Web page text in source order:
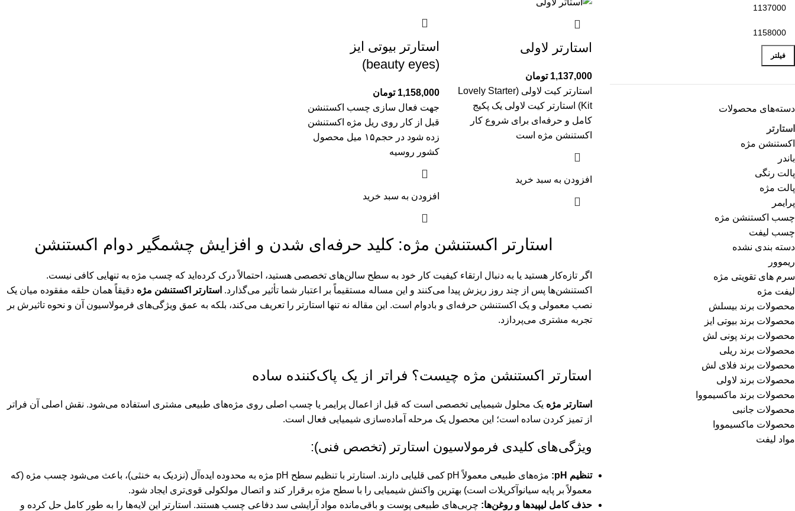
فیلتر
دسته‌های محصولات
استارتر
اکستنشن مژه
باندر
پالت رنگی
پالت مژه
پرایمر
چسب اکستنشن مژه
چسب لیفت
دسته بندی نشده
ریموور
سرم های تقویتی مژه
لیفت مژه
محصولات برند بیسلش
محصولات برند بیوتی ایز
محصولات برند پونی لش
محصولات برند ریلی
محصولات برند فلای لش
محصولات برند لاولی
محصولات برند ماکسیمووا
محصولات جانبی
محصولات ماکسیمووا
مواد لیفت
استارتر لاولی
1,137,000 تومان
استارتر کیت لاولی (Lovely Starter
Kit) استارتر کیت لاولی یک پکیج
کامل و حرفه‌ای برای شروع کار
اکستنشن مژه است
افزودن به سبد خرید
استارتر بیوتی ایز
(beauty eyes)
1,158,000 تومان
جهت فعال سازی چسب اکستنشن
قبل از کار روی ریل مژه اکستنشن
زده شود در حجم۱۵ میل محصول
کشور روسیه
افزودن به سبد خرید
استارتر اکستنشن مژه: کلید حرفه‌ای شدن و افزایش چشمگیر دوام اکستنشن
اگر تازه‌کار هستید یا به دنبال ارتقاء کیفیت کار خود به سطح سالن‌های تخصصی هستید، احتمالاً درک کرده‌اید که چسب مژه به تنهایی کافی نیست.
اکستنشن‌ها پس از چند روز ریزش پیدا می‌کنند و این مساله مستقیماً بر اعتبار شما تأثیر می‌گذارد. استارتر اکستنشن مژه دقیقاً همان حلقه مفقوده میان یک
نصب معمولی و یک اکستنشن حرفه‌ای و بادوام است. این مقاله نه تنها استارتر را تعریف می‌کند، بلکه به عمق ویژگی‌های فرمولاسیون آن و نحوه تاثیرش بر
تجربه مشتری می‌پردازد.
استارتر اکستنشن مژه چیست؟ فراتر از یک پاک‌کننده ساده
استارتر مژه یک محلول شیمیایی تخصصی است که قبل از اعمال پرایمر یا چسب اصلی روی مژه‌های طبیعی مشتری استفاده می‌شود. نقش اصلی آن فراتر
از تمیز کردن ساده است؛ این محصول یک مرحله آماده‌سازی شیمیایی فعال است.
ویژگی‌های کلیدی فرمولاسیون استارتر (تخصص فنی):
تنظیم pH:
مژه‌های طبیعی معمولاً pH کمی قلیایی دارند. استارتر با تنظیم سطح pH مژه به محدوده ایده‌آل (نزدیک به خنثی)، باعث می‌شود چسب مژه (که
معمولاً بر پایه سیانوآکریلات است) بهترین واکنش شیمیایی را با سطح مژه برقرار کند و اتصال مولکولی قوی‌تری ایجاد شود.
حذف کامل لیپیدها و روغن‌ها: چربی‌های طبیعی پوست و باقی‌مانده مواد آرایشی سد دفاعی چسب هستند. استارتر این لایه‌ها را به طور کامل حل کرده و